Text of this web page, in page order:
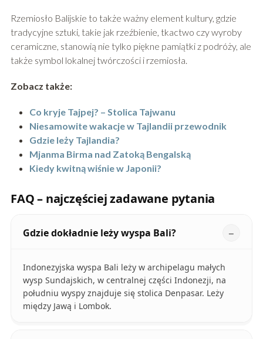
Rzemiosło Balijskie to także ważny element kultury, gdzie
tradycyjne sztuki, takie jak rzeźbienie, tkactwo czy wyroby
ceramiczne, stanowią nie tylko piękne pamiątki z podróży, ale
także symbol lokalnej twórczości i rzemiosła.
Zobacz także:
Co kryje Tajpej? – Stolica Tajwanu
Niesamowite wakacje w Tajlandii przewodnik
Gdzie leży Tajlandia?
Mjanma Birma nad Zatoką Bengalską
Kiedy kwitną wiśnie w Japonii?
FAQ – najczęściej zadawane pytania
Gdzie dokładnie leży wyspa Bali?
Indonezyjska wyspa Bali leży w archipelagu małych
wysp Sundajskich, w centralnej części Indonezji, na
południu wyspy znajduje się stolica Denpasar. Leży
między Jawą i Lombok.